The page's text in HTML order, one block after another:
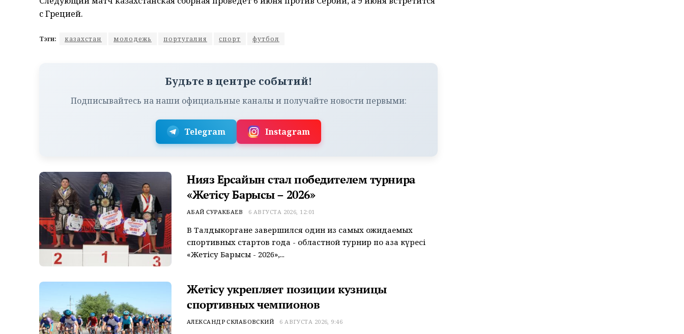
с Грецией.
Тэги: казахстан молодежь португалия спорт футбол
Будьте в центре событий!
Подписывайтесь на наши официальные каналы и получайте новости первыми:
Telegram Instagram
Нияз Ерсайын стал победителем турнира
«Жетісу Барысы – 2026»
АБАЙ СУРАКБАЕВ 6 АВГУСТА 2026, 12:01
В Талдыкоргане завершился один из самых ожидаемых
спортивных стартов года - областной турнир по қазақ күресі
«Жетісу Барысы - 2026»,...
Жетісу укрепляет позиции кузницы
спортивных чемпионов
АЛЕКСАНДР СКЛАБОВСКИЙ 6 АВГУСТА 2026, 9:46